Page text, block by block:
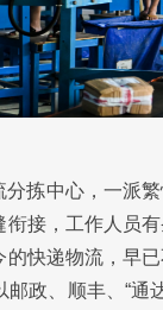
分拣中心，一派
接，工作人员
的快递物流，早
政、顺丰、“